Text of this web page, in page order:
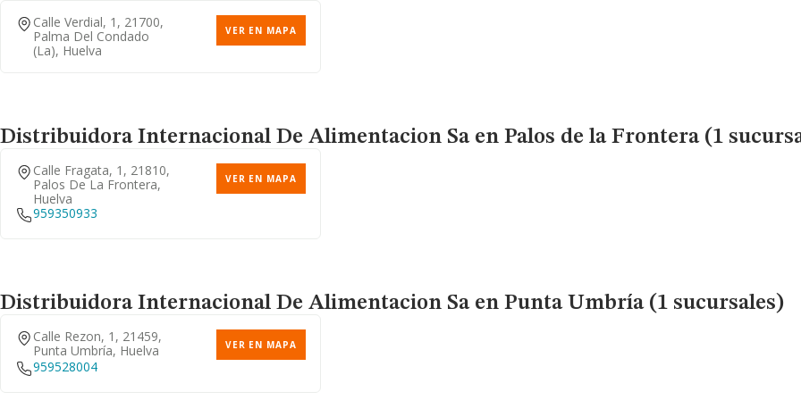
Calle Verdial, 1, 21700,
Palma Del Condado
(la), Huelva
VER EN MAPA
Distribuidora Internacional De Alimentacion Saen Palos de la Frontera (1
Calle Fragata, 1, 21810,
Palos De La Frontera,
Huelva
VER EN MAPA
959350933
Distribuidora Internacional De Alimentacion Saen Punta Umbría (1 sucursales)
Calle Rezon, 1, 21459,
Punta Umbría, Huelva
VER EN MAPA
959528004